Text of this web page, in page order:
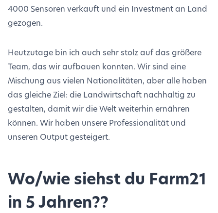
4000 Sensoren verkauft und ein Investment an Land
gezogen.
Heutzutage bin ich auch sehr stolz auf das größere
Team, das wir aufbauen konnten. Wir sind eine
Mischung aus vielen Nationalitäten, aber alle haben
das gleiche Ziel: die Landwirtschaft nachhaltig zu
gestalten, damit wir die Welt weiterhin ernähren
können. Wir haben unsere Professionalität und
unseren Output gesteigert.
Wo/wie siehst du Farm21
in 5 Jahren??